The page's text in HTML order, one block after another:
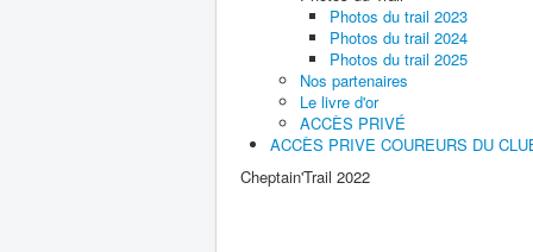
Photos du trail 2023
Photos du trail 2024
Photos du trail 2025
Nos partenaires
Le livre d'or
ACCÈS PRIVÉ
ACCÈS PRIVE COUREURS DU
Cheptain'Trail 2022